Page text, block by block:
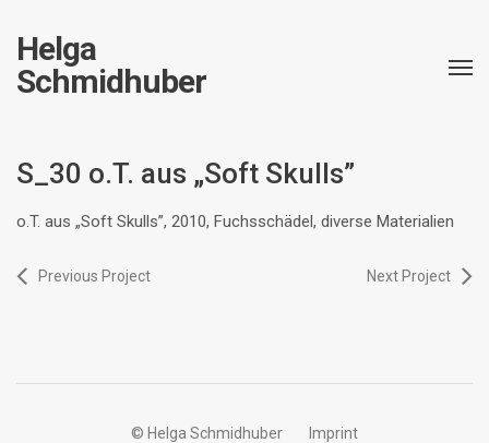
Helga
Schmidhuber
S_30 o.T. aus „Soft Skulls”
o.T. aus „Soft Skulls”, 2010, Fuchsschädel, diverse Materialien
Previous Project Next Project
© Helga Schmidhuber Imprint